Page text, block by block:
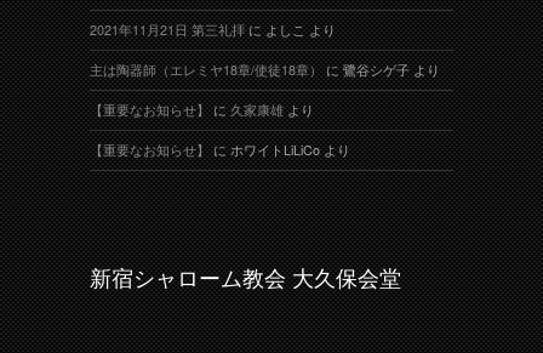
2021年11月21日 第三礼拝によしこより
主は陶器師（エレミヤ18章/使徒18章）に鷺谷シゲ子より
【重要なお知らせ】に久家康雄より
【重要なお知らせ】にホワイトLiLiCoより
新宿シャローム教会 大久保会堂